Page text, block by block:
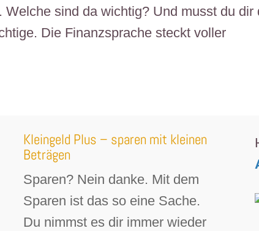
sind da wichtig? Und musst du dir
Die Finanzsprache steckt voller
Kleingeld Plus – sparen mit kleinen
Beträgen
Sparen? Nein danke. Mit dem
Sparen ist das so eine Sache.
Du nimmst es dir immer wieder